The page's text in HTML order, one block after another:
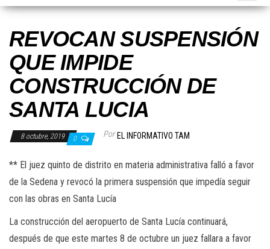
REVOCAN SUSPENSIÓN
QUE IMPIDE
CONSTRUCCIÓN DE
SANTA LUCIA
8 octubre, 2019 0 Por EL INFORMATIVO TAM
** El juez quinto de distrito en materia administrativa falló a favor
de la Sedena y revocó la primera suspensión que impedía seguir
con las obras en Santa Lucía
La construcción del aeropuerto de Santa Lucía continuará,
después de que este martes 8 de octubre un juez fallara a favor